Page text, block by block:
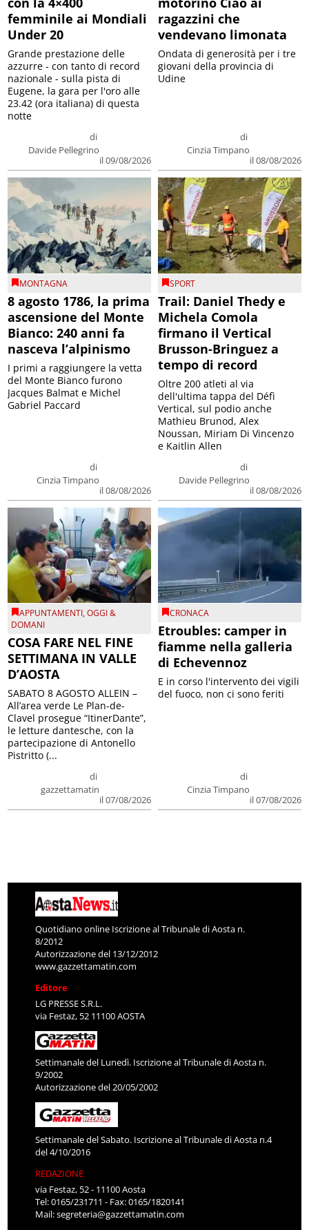
femminile ai Mondiali
Under 20
di
Davide Pellegrino
il 09/08/2026
Grande prestazione delle
azzurre - con tanto di record
nazionale - sulla pista di
Eugene, la gara per l'oro alle
23.42 (ora italiana) di questa
notte
ragazzini che
vendevano limonata
di
Cinzia Timpano
il 08/08/2026
Ondata di generosità per i tre
giovani della provincia di
Udine
MONTAGNA
8 agosto 1786, la prima
ascensione del Monte
Bianco: 240 anni fa
nasceva l’alpinismo
di
Cinzia Timpano
il 08/08/2026
I primi a raggiungere la vetta
del Monte Bianco furono
Jacques Balmat e Michel
Gabriel Paccard
SPORT
Trail: Daniel Thedy e
Michela Comola
firmano il Vertical
Brusson-Bringuez a
tempo di record
di
Davide Pellegrino
il 08/08/2026
Oltre 200 atleti al via
dell'ultima tappa del Défì
Vertical, sul podio anche
Mathieu Brunod, Alex
Noussan, Miriam Di Vincenzo
e Kaitlin Allen
APPUNTAMENTI,OGGI &
DOMANI
COSA FARE NEL FINE
SETTIMANA IN VALLE
D’AOSTA
di
gazzettamatin
il 07/08/2026
SABATO 8 AGOSTO ALLEIN –
All’area verde Le Plan-de-
Clavel prosegue “ItinerDante”,
le letture dantesche, con la
partecipazione di Antonello
Pistritto (...
CRONACA
Etroubles: camper in
fiamme nella galleria
di Echevennoz
di
Cinzia Timpano
il 07/08/2026
E in corso l'intervento dei vigili
del fuoco, non ci sono feriti
Quotidiano online Iscrizione al Tribunale di Aosta n.
8/2012
Autorizzazione del 13/12/2012
www.gazzettamatin.com
Editore
LG PRESSE S.R.L.
via Festaz, 52 11100 AOSTA
Settimanale del Lunedì. Iscrizione al Tribunale di Aosta n.
9/2002
Autorizzazione del 20/05/2002
Settimanale del Sabato. Iscrizione al Tribunale di Aosta n.4
del 4/10/2016
REDAZIONE
via Festaz, 52 - 11100 Aosta
Tel: 0165/231711 - Fax: 0165/1820141
Mail:segreteria@gazzettamatin.com